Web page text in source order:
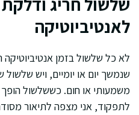
לאנטיביוטיקה
לא כל שלשול בזמן
שנמשך יום או יומיים, ויש
משמעותי או חום. כששלשול
לתפקוד, אני מצפה לתיאור